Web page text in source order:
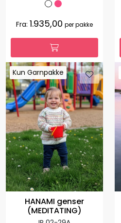
Fra: 1.935,00 per pakke
Kun Garnpakke
Kun Garnpakke
HANAMI genser
(MEDITATING)